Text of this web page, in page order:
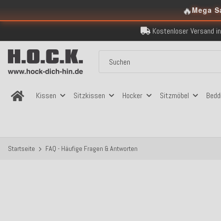
🔥Mega
Über 120.000
Sicher
Kostenloser Versand
Über 120.000
Kostenloser Versand
Kissen Sitzkissen Hocker Sitzmöbel
Startseite FAQ - Häufige Fragen & Antworten